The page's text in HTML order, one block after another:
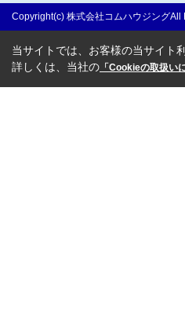
Copyright(c) 株式会社コムハウジングAll
当サイトでは、お客様の当サイト
詳しくは、当社の 「Cookieの取扱い